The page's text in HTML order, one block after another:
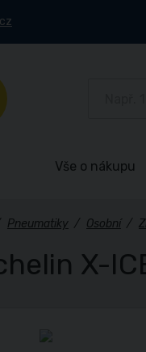
Vše o nákupu
Pneumatiky / Osobní /
X-